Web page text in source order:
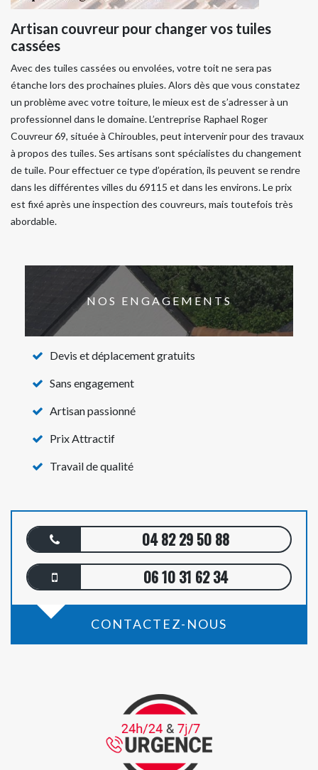
Artisan couvreur pour changer vos tuiles
cassées
Avec des tuiles cassées ou envolées, votre toit ne sera pas
étanche lors des prochaines pluies. Alors dès que vous constatez
un problème avec votre toiture, le mieux est de s’adresser à un
professionnel dans le domaine. L’entreprise Raphael Roger
Couvreur 69, située à Chiroubles, peut intervenir pour des travaux
à propos des tuiles. Ses artisans sont spécialistes du changement
de tuile. Pour effectuer ce type d’opération, ils peuvent se rendre
dans les différentes villes du 69115 et dans les environs. Le prix
est fixé après une inspection des couvreurs, mais toutefois très
abordable.
NOS ENGAGEMENTS
Devis et déplacement gratuits
Sans engagement
Artisan passionné
Prix Attractif
Travail de qualité
04 82 29 50 88
06 10 31 62 34
CONTACTEZ-NOUS